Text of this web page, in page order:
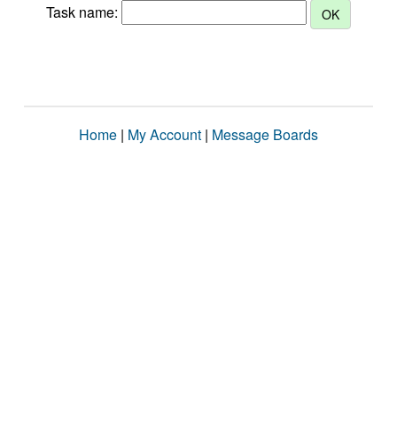
Task name:
Home | My Account | Message Boards